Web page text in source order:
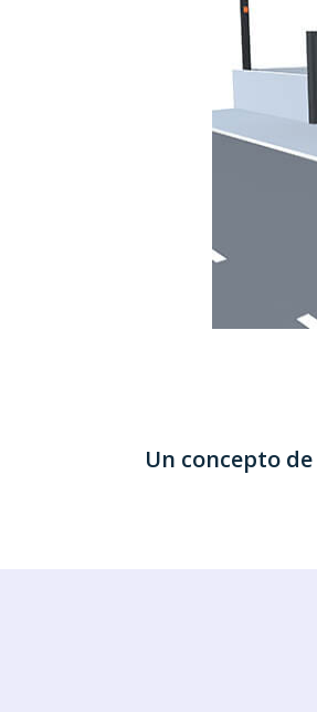
Un concepto